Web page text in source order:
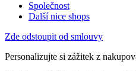
Společnost
Další nice shops
Zde odstoupit od smlouvy
Personalizujte si zážitek z